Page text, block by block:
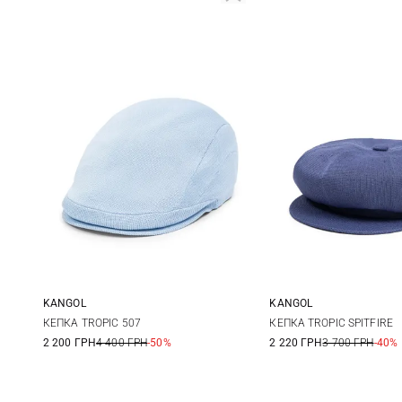
L
KANGOL
КЕПКА TROPIC 507
2 200 ГРН4 400 ГРН-50%
L
KANGOL
КЕПКА TROPIC SPITFIRE
2 220 ГРН3 700 ГРН-40%